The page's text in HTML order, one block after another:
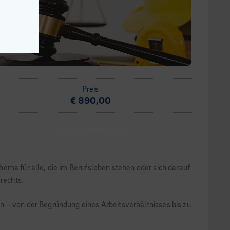
Preis
€ 890,00
für alle, die im Berufsleben stehen oder sich darauf
von der Begründung eines Arbeitsverhältnisses bis zu